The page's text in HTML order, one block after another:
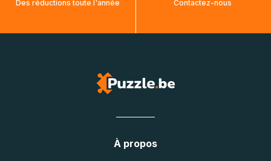
Des réductions toute l'année
Contactez-nous
À propos